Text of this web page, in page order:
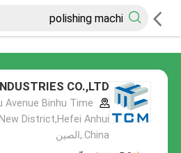
CO.,LTD
Avenue Binhu Time
District,Hefei Anhui
China.,الصين